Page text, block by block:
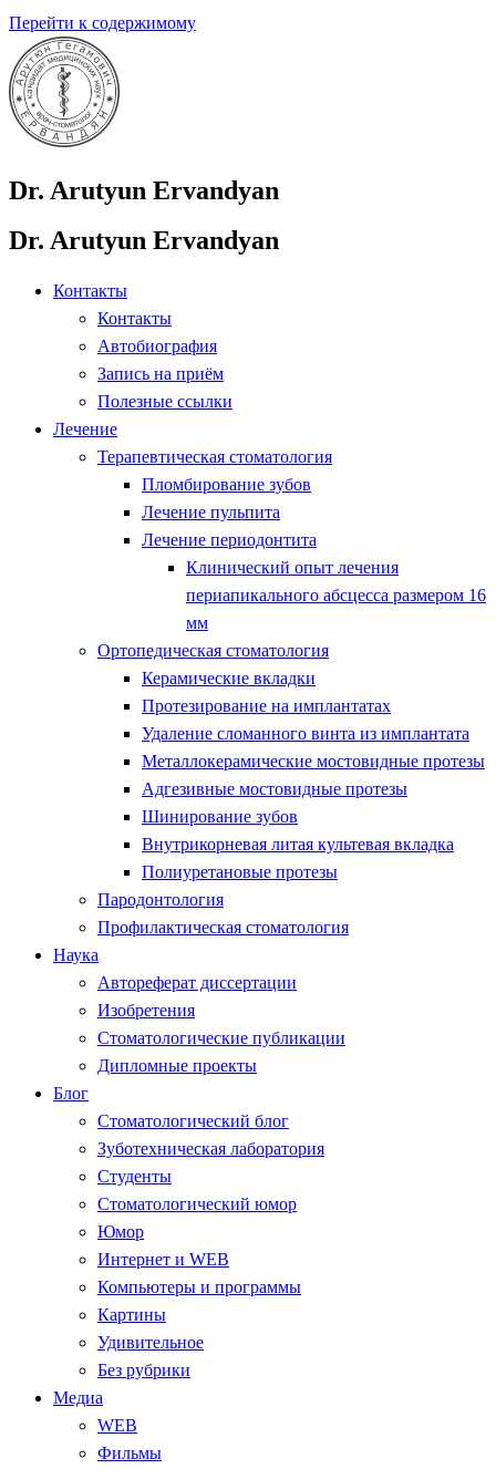
Перейти к содержимому
Dr. Arutyun Ervandyan
Dr. Arutyun Ervandyan
Контакты
Контакты
Автобиография
Запись на приём
Полезные ссылки
Лечение
Терапевтическая стоматология
Пломбирование зубов
Лечение пульпита
Лечение периодонтита
Клинический опыт лечения
периапикального абсцесса размером 16
мм
Ортопедическая стоматология
Керамические вкладки
Протезирование на имплантатах
Удаление сломанного винта из имплантата
Металлокерамические мостовидные протезы
Адгезивные мостовидные протезы
Шинирование зубов
Внутрикорневая литая культевая вкладка
Полиуретановые протезы
Пародонтология
Профилактическая стоматология
Наука
Автореферат диссертации
Изобретения
Стоматологические публикации
Дипломные проекты
Блог
Стоматологический блог
Зуботехническая лаборатория
Студенты
Стоматологический юмор
Юмор
Интернет и WEB
Компьютеры и программы
Картины
Удивительное
Без рубрики
Медиа
WEB
Фильмы